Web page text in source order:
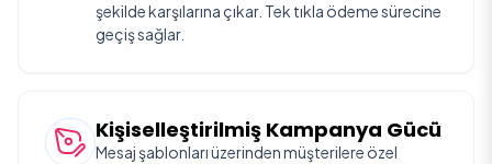
şekilde karşılarına çıkar. Tek tıkla ödeme sürecine
geçiş sağlar.
Kişiselleştirilmiş Kampanya Gücü
Mesaj şablonları üzerinden müşterilere özel